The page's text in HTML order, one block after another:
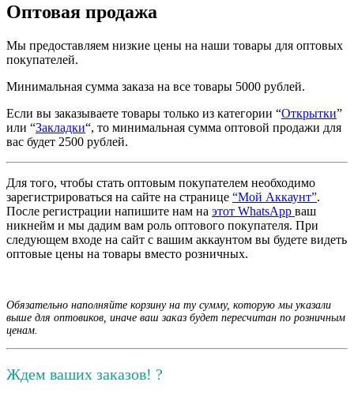
Оптовая продажа
Мы предоставляем низкие цены на наши товары для оптовых
покупателей.
Минимальная сумма заказа на все товары 5000 рублей.
Если вы заказываете товары только из категории “Открытки”
или “Закладки“, то минимальная сумма оптовой продажи для
вас будет 2500 рублей.
Для того, чтобы стать оптовым покупателем необходимо
зарегистрироваться на сайте на странице “Мой Аккаунт”.
После регистрации напишите нам на этот WhatsApp ваш
никнейм и мы дадим вам роль оптового покупателя. При
следующем входе на сайт с вашим аккаунтом вы будете видеть
оптовые цены на товары вместо розничных.
Обязательно наполняйте корзину на ту сумму, которую мы указали
выше для оптовиков, иначе ваш заказ будет пересчитан по розничным
ценам.
Ждем ваших заказов! ?